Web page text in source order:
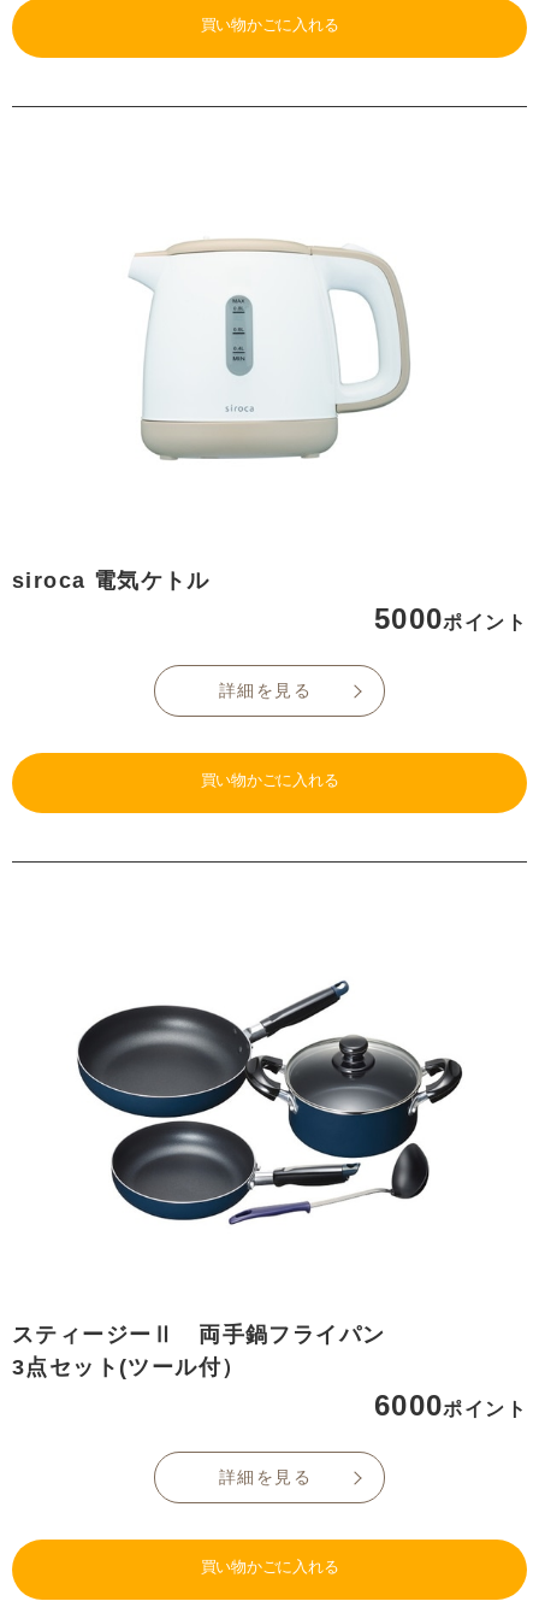
買い物かごに入れる
siroca 電気ケトル
5000ポイント
詳細を見る
買い物かごに入れる
スティージーⅡ 両手鍋フライパン
3点セット(ツール付）
6000ポイント
詳細を見る
買い物かごに入れる